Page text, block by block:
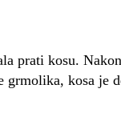
prati kosu.
kosa je